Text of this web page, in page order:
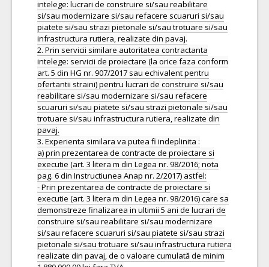
intelege: lucrari de construire si/sau reabilitare
si/sau modernizare si/sau refacere scuaruri si/sau
piatete si/sau strazi pietonale si/sau trotuare si/sau
infrastructura rutiera, realizate din pavaj.
2. Prin servicii similare autoritatea contractanta
intelege: servicii de proiectare (la orice faza conform
art. 5 din HG nr. 907/2017 sau echivalent pentru
ofertantii straini) pentru lucrari de construire si/sau
reabilitare si/sau modernizare si/sau refacere
scuaruri si/sau piatete si/sau strazi pietonale si/sau
trotuare si/sau infrastructura rutiera, realizate din
pavaj.
3. Experienta similara va putea fi indeplinita :
a) prin prezentarea de contracte de proiectare si
executie (art. 3 litera m din Legea nr. 98/2016; nota
pag. 6 din Instructiunea Anap nr. 2/2017) astfel:
- Prin prezentarea de contracte de proiectare si
executie (art. 3 litera m din Legea nr. 98/2016) care sa
demonstreze finalizarea in ultimii 5 ani de lucrari de
construire si/sau reabilitare si/sau modernizare
si/sau refacere scuaruri si/sau piatete si/sau strazi
pietonale si/sau trotuare si/sau infrastructura rutiera
realizate din pavaj, de o valoare cumulată de minim